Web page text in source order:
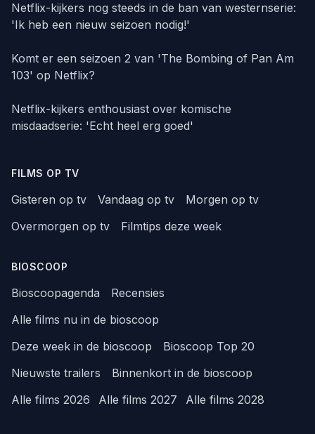
Netflix-kijkers nog steeds in de ban van westernserie:
'Ik heb een nieuw seizoen nodig!'
Komt er een seizoen 2 van 'The Bombing of Pan Am
103' op Netflix?
Netflix-kijkers enthousiast over komische
misdaadserie: 'Echt heel erg goed'
FILMS OP TV
Gisteren op tv Vandaag op tv
Morgen op tv
Overmorgen op tv
Filmtips deze week
BIOSCOOP
Bioscoopagenda
Recensies
Alle films nu in de bioscoop
Deze week in de bioscoop
Bioscoop Top 20
Nieuwste trailers
Binnenkort in de bioscoop
Alle films 2026
Alle films 2027 Alle films 2028